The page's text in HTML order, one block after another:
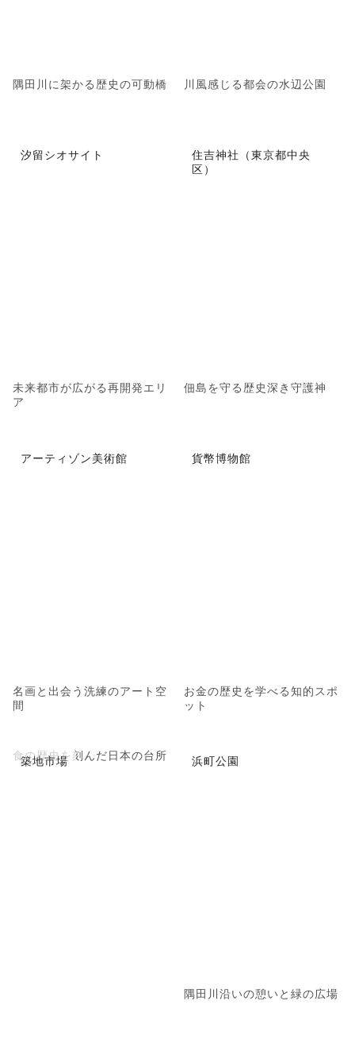
隅田川に架かる歴史の可動橋 川風感じる都会の水辺公園
汐留シオサイト
未来都市が広がる再開発エリ
ア
住吉神社（東京都中央
区）
佃島を守る歴史深き守護神
アーティゾン美術館
名画と出会う洗練のアート空
間
貨幣博物館
お金の歴史を学べる知的スポ
ット
築地市場
食の歴史を刻んだ日本の台所 浜町公園
隅田川沿いの憩いと緑の広場